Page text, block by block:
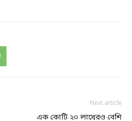
Next article
এক কোটি ২০ লাখেরও বেশি